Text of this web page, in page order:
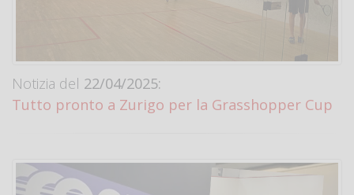
Notizia del 22/04/2025:
Tutto pronto a Zurigo per la Grasshopper Cup